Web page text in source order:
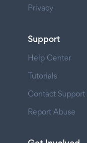
Privacy
Support
Help Center
Tutorials
Contact Support
Report Abuse